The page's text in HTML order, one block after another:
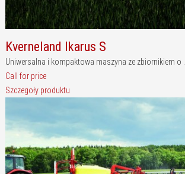
Kverneland Ikarus S
Uniwersalna i kompaktowa maszyna ze zbiornikiem o ...
Call for price
Szczegoły produktu